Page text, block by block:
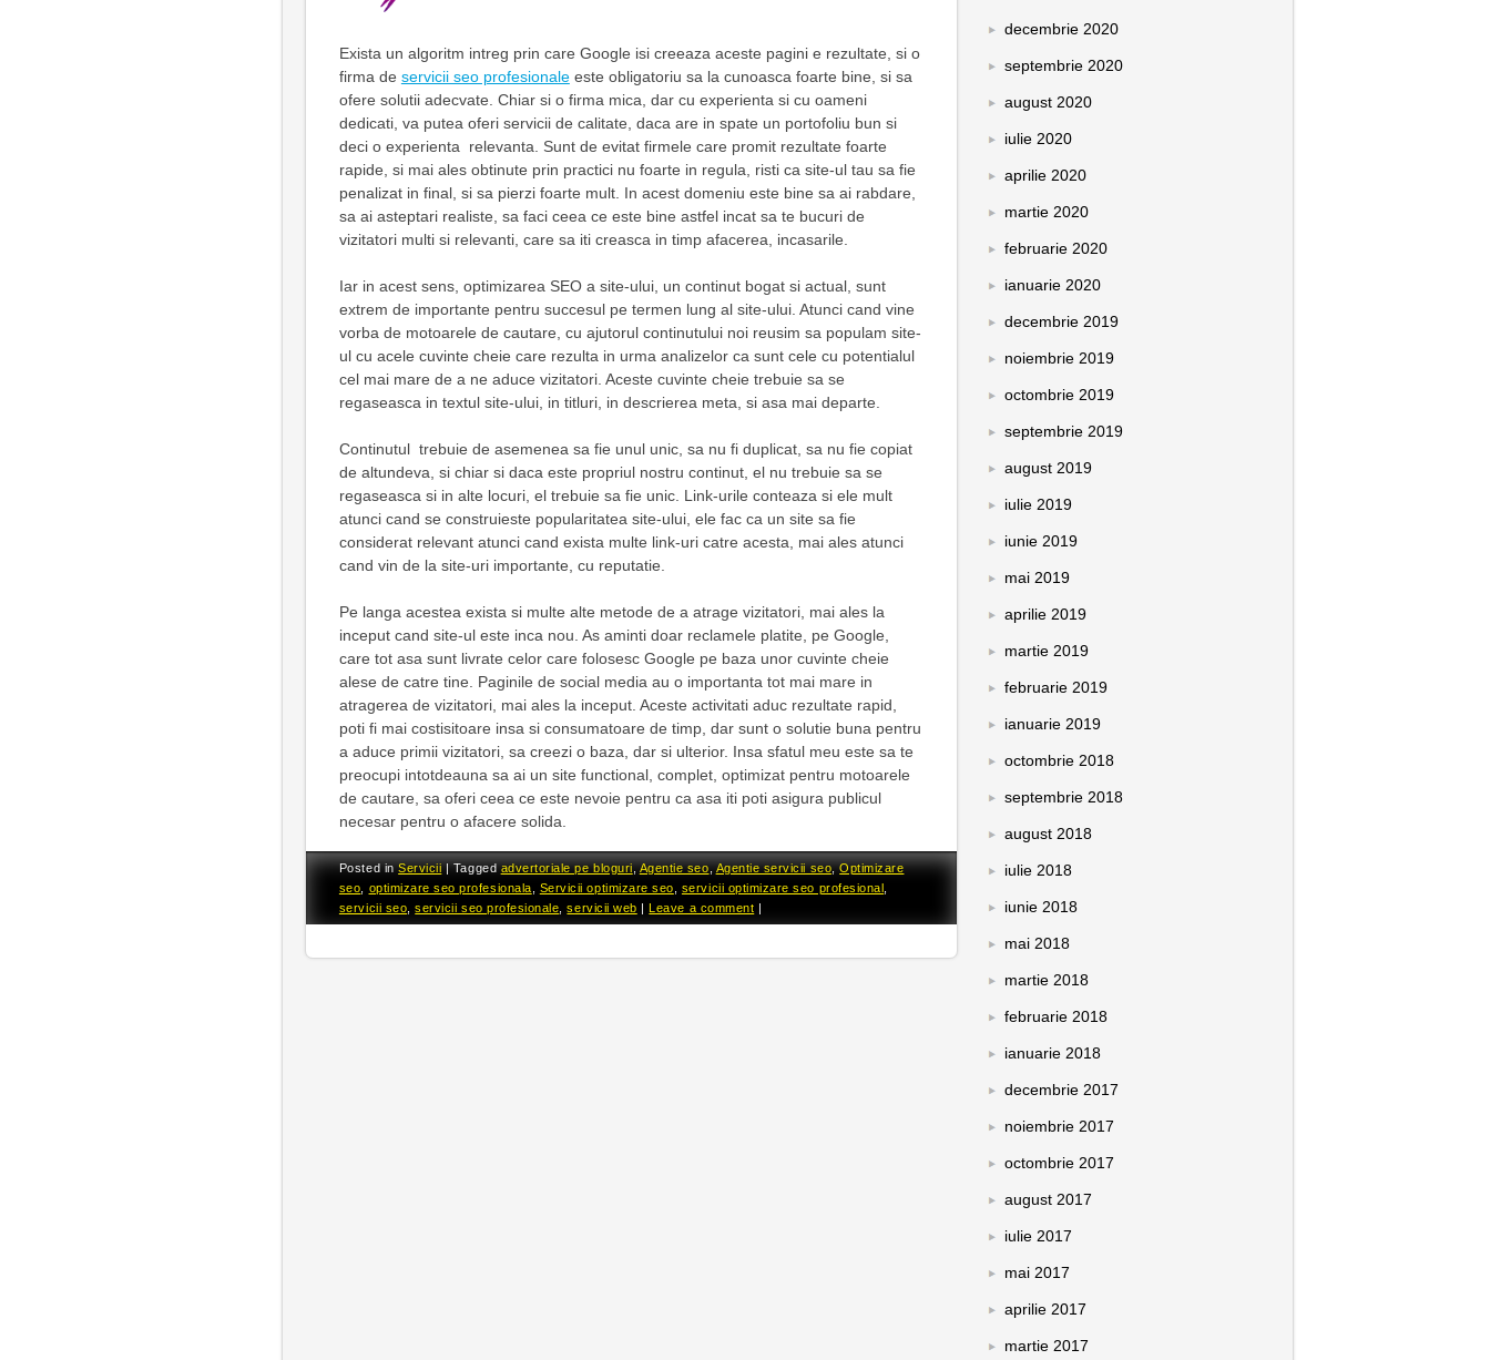
Exista un algoritm intreg prin care Google isi creeaza aceste pagini e rezultate, si o
firma de servicii seo profesionaleeste obligatoriu sa la cunoasca foarte bine, si sa
ofere solutii adecvate. Chiar si o firma mica, dar cu experienta si cu oameni
dedicati, va putea oferi servicii de calitate, daca are in spate un portofoliu bun si
deci o experienta relevanta. Sunt de evitat firmele care promit rezultate foarte
rapide, si mai ales obtinute prin practici nu foarte in regula, risti ca site-ul tau sa fie
penalizat in final, si sa pierzi foarte mult. In acest domeniu este bine sa ai rabdare,
sa ai asteptari realiste, sa faci ceea ce este bine astfel incat sa te bucuri de
vizitatori multi si relevanti, care sa iti creasca in timp afacerea, incasarile.
Iar in acest sens, optimizarea SEO a site-ului, un continut bogat si actual, sunt
extrem de importante pentru succesul pe termen lung al site-ului. Atunci cand vine
vorba de motoarele de cautare, cu ajutorul continutului noi reusim sa populam site-
ul cu acele cuvinte cheie care rezulta in urma analizelor ca sunt cele cu potentialul
cel mai mare de a ne aduce vizitatori. Aceste cuvinte cheie trebuie sa se
regaseasca in textul site-ului, in titluri, in descrierea meta, si asa mai departe.
Continutul trebuie de asemenea sa fie unul unic, sa nu fi duplicat, sa nu fie copiat
de altundeva, si chiar si daca este propriul nostru continut, el nu trebuie sa se
regaseasca si in alte locuri, el trebuie sa fie unic. Link-urile conteaza si ele mult
atunci cand se construieste popularitatea site-ului, ele fac ca un site sa fie
considerat relevant atunci cand exista multe link-uri catre acesta, mai ales atunci
cand vin de la site-uri importante, cu reputatie.
Pe langa acestea exista si multe alte metode de a atrage vizitatori, mai ales la
inceput cand site-ul este inca nou. As aminti doar reclamele platite, pe Google,
care tot asa sunt livrate celor care folosesc Google pe baza unor cuvinte cheie
alese de catre tine. Paginile de social media au o importanta tot mai mare in
atragerea de vizitatori, mai ales la inceput. Aceste activitati aduc rezultate rapid,
poti fi mai costisitoare insa si consumatoare de timp, dar sunt o solutie buna pentru
a aduce primii vizitatori, sa creezi o baza, dar si ulterior. Insa sfatul meu este sa te
preocupi intotdeauna sa ai un site functional, complet, optimizat pentru motoarele
de cautare, sa oferi ceea ce este nevoie pentru ca asa iti poti asigura publicul
necesar pentru o afacere solida.
Posted inServicii |Taggedadvertoriale pe bloguri,Agentie seo,Agentie servicii seo,Optimizare
seo
optimizare seo profesionala Servicii optimizare seo servicii optimizare seo profesional
servicii seo ,servicii seo profesionale ,servicii web |Leave a comment |
decembrie 2020
septembrie 2020
august 2020
iulie 2020
aprilie 2020
martie 2020
februarie 2020
ianuarie 2020
decembrie 2019
noiembrie 2019
octombrie 2019
septembrie 2019
august 2019
iulie 2019
iunie 2019
mai 2019
aprilie 2019
martie 2019
februarie 2019
ianuarie 2019
octombrie 2018
septembrie 2018
august 2018
iulie 2018
iunie 2018
mai 2018
martie 2018
februarie 2018
ianuarie 2018
decembrie 2017
noiembrie 2017
octombrie 2017
august 2017
iulie 2017
mai 2017
aprilie 2017
martie 2017